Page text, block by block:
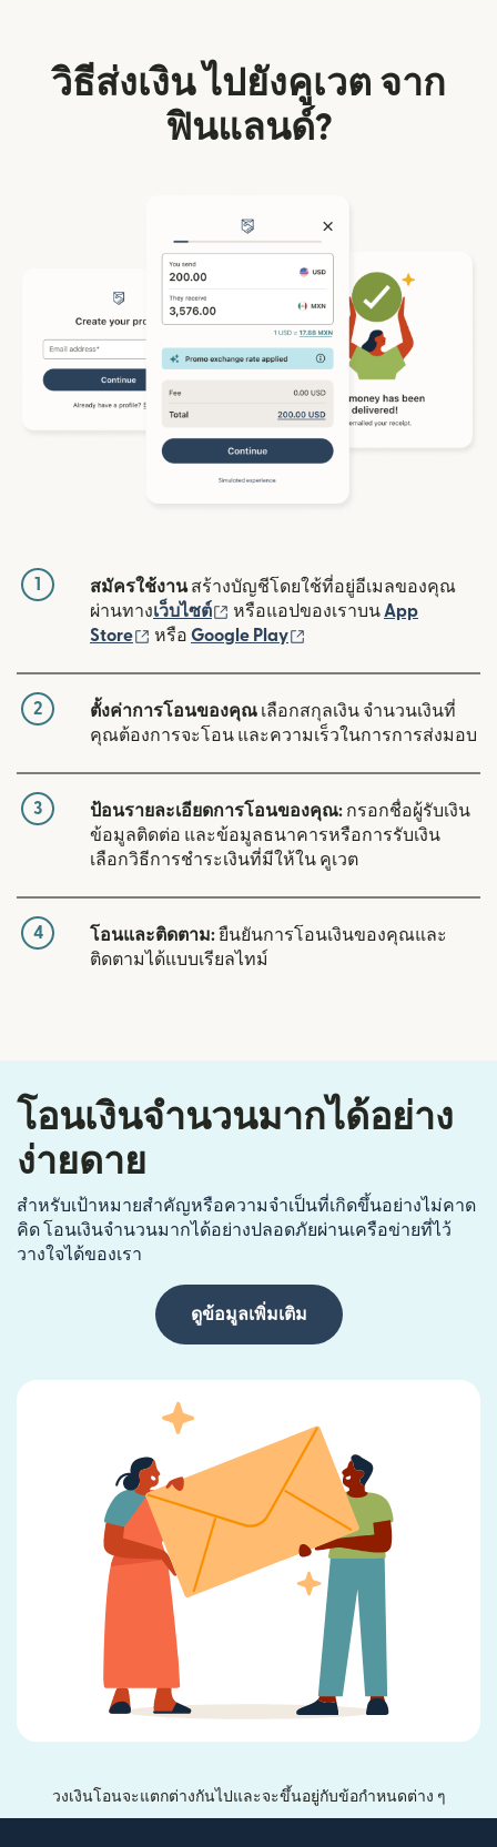
วิธีส่งเงิน ไปยังคูเวต จาก
ฟินแลนด์?
1 สมัครใช้งานสร้างบัญชีโดยใช้ที่อยู่อีเมลของคุณ
ผ่านทางเว็บไซต์ (เปิดในหน้าต่างใหม่)
หรือแอปของเราบน App
Store
(เปิดในหน้าต่างใหม่)
หรือ Google Play
2 ตั้งค่าการโอนของคุณ เลือกสกุลเงิน จำนวนเงินที่
คุณต้องการจะโอน และความเร็วในการการส่งมอบ
3 ป้อนรายละเอียดการโอนของคุณ: กรอกชื่อผู้รับเงิน
ข้อมูลติดต่อ และข้อมูลธนาคารหรือการรับเงิน
เลือกวิธีการชำระเงินที่มีให้ใน คูเวต
4 โอนและติดตาม:ยืนยันการโอนเงินของคุณและ
ติดตามได้แบบเรียลไทม์
โอนเงินจำนวนมากได้อย่าง
ง่ายดาย
สำหรับเป้าหมายสำคัญหรือความจำเป็นที่เกิดขึ้นอย่างไม่คาด
คิด โอนเงินจำนวนมากได้อย่างปลอดภัยผ่านเครือข่ายที่ไว้
วางใจได้ของเรา
ดูข้อมูลเพิ่มเติม
วงเงินโอนจะแตกต่างกันไปและจะขึ้นอยู่กับข้อกำหนดต่าง ๆ